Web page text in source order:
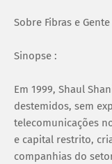
Sobre Fibras e
Sinopse :
Em 1999, Shaul
destemidos, sem
telecomunicações
e capital restrito,
companhias do